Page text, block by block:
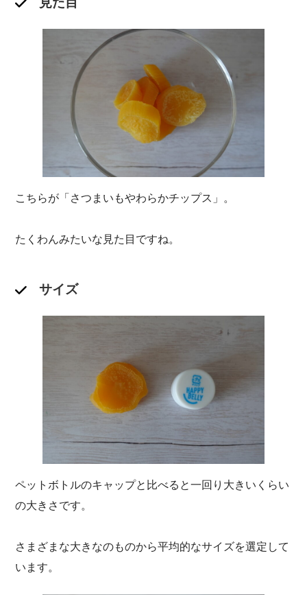
こちらが「さつまいもやわらかチップス」。
たくわんみたいな見た目ですね。
サイズ
ペットボトルのキャップと比べると一回り大きいくらい
の大きさです。
さまざまな大きなのものから平均的なサイズを選定して
います。